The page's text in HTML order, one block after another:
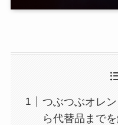
つぶつぶオレ
ら代替品まで